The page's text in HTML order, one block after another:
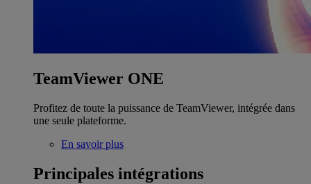
TeamViewer ONE
Profitez de toute la puissance de TeamViewer, intégrée dans
une seule plateforme.
En savoir plus
Principales intégrations